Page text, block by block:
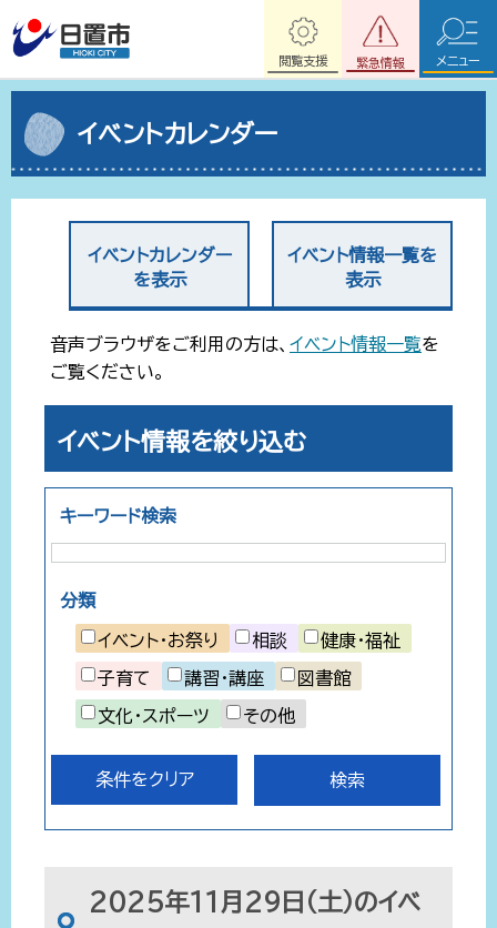
緊急情報
閲覧支援 メニュー
イベントカレンダー
イベントカレンダー
を表示
イベント情報一覧を
表示
音声ブラウザをご利用の方は、 イベント情報一覧を
ご覧ください。
イベント情報を絞り込む
キーワード検索
分類
イベント・お祭り 相談 健康・福祉
子育て 講習・講座 図書館
文化・スポーツ その他
条件をクリア
2025年11月29日（土）のイベ